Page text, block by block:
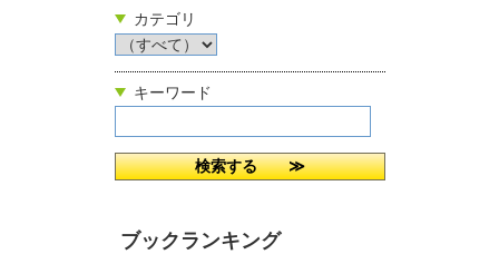
カテゴリ
キーワード
ブックランキング